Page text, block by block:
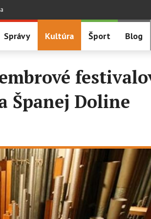
Správy Kultúra Šport Blog
Španej Doline